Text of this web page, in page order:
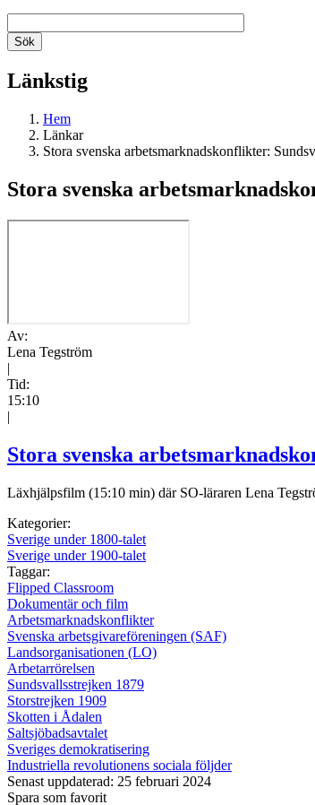
Länkstig
Hem
Länkar
Stora svenska arbetsmarknadskonflikter:
Stora svenska
Av:
Lena Tegström
|
Tid:
15:10
|
Stora svenska
Läxhjälpsfilm (15:10 min) där SO-läraren Lena
Kategorier:
Sverige under 1800-talet
Sverige under 1900-talet
Taggar:
Flipped Classroom
Dokumentär och film
Arbetsmarknadskonflikter
Svenska arbetsgivareföreningen (SAF)
Landsorganisationen (LO)
Arbetarrörelsen
Sundsvallsstrejken 1879
Storstrejken 1909
Skotten i Ådalen
Saltsjöbadsavtalet
Sveriges demokratisering
Industriella revolutionens sociala följder
Senast uppdaterad: 25 februari 2024
Spara som favorit